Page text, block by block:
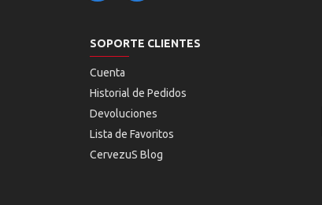
SOPORTE CLIENTES
Cuenta
Historial de Pedidos
Devoluciones
Lista de Favoritos
CervezuS Blog